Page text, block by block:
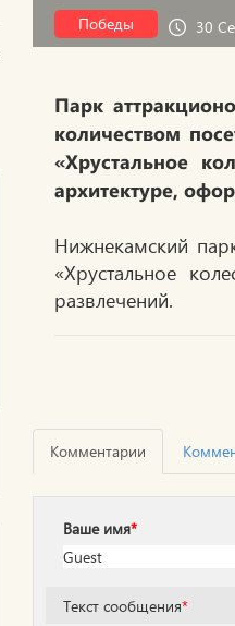
Победы 30
Парк
количеством
«Хрустальное
архитектуре,
Нижнекамский
«Хрустальное
развлечений.
Комментарии
Ваше имя*
Текст сообщения*